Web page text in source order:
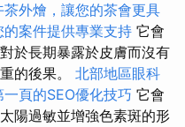
茶外燴，讓您的茶會更具
案件提供專業支持 它會
於長期暴露於皮膚而沒有
的後果。 北部地區眼科
一頁的SEO優化技巧 它會
陽過敏並增強色素斑的形